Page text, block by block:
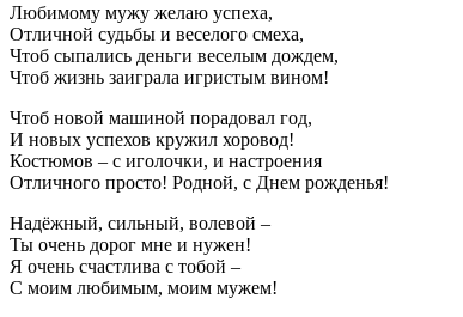
Любимому мужу желаю успеха,
Отличной судьбы и веселого смеха,
Чтоб сыпались деньги веселым дождем,
Чтоб жизнь заиграла игристым вином!
Чтоб новой машиной порадовал год,
И новых успехов кружил хоровод!
Костюмов – с иголочки, и настроения
Отличного просто! Родной, с Днем рожденья!
Надёжный, сильный, волевой –
Ты очень дорог мне и нужен!
Я очень счастлива с тобой –
С моим любимым, моим мужем!